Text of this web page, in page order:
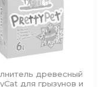
древесный
для грызунов и